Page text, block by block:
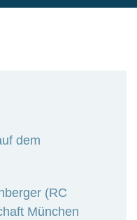
dem
(RC
München